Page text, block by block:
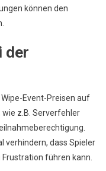
können den
der
Event-Preisen auf
z.B. Serverfehler
verhindern, dass Spieler
führen kann.